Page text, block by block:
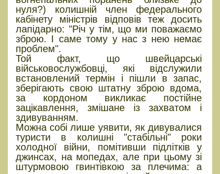
нуля?) колишній член федерального
кабінету міністрів відповів теж досить
лапідарно: "Річ у тім, що ми поважаємо
зброю. І саме тому у нас з нею немає
проблем".
Той факт, що швейцарські
військовослужбовці, які відслужили
встановлений термін і пішли в запас,
зберігають свою штатну зброю вдома,
за кордоном викликає постійне
зацікавлення, змішане із захватом і
здивуванням.
Можна собі лише уявити, як дивувалися
туристи в колишні "стабільні" роки
холодної війни, помітивши підлітків у
джинсах, на мопедах, але при цьому зі
штурмовою гвинтівкою за плечима: а